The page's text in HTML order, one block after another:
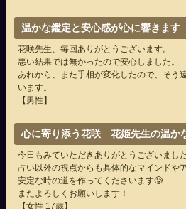
温かな鑑定と安心感が心に響きます
花咲先生、毎回ありがとうございます。
悪い結果では無かったので安心しました。
あれから、また手相が変化したので、そう
います。
【男性】
心に寄り添う花咲 花姫先生の温か
今日もみていただきありがとうございまし
占い以外の視点からも具体的なマインドや
安定な時の道を作ってくださいます🥲
またよろしくお願いします！
【女性 17歳】